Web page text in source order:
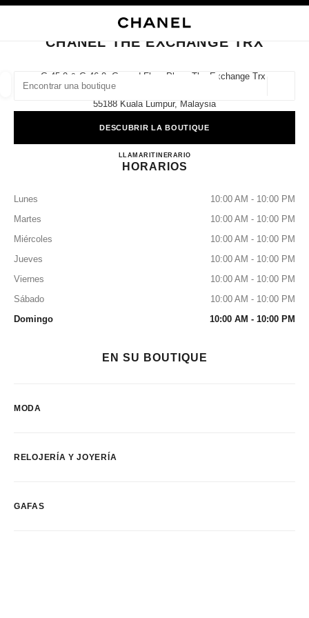
las sugerencias se muestran debajo de esta barra de búsqueda
0 Sugerencias disponibles
CERRAR TARJETA DE BOUTIQUE CHANEL THE EXCHANGE TRX
CHANEL THE EXCHANGE TRX
G.45.0 & G.46.0, Ground Floor Plaza The Exchange Trx,
Tun Razak Exchange,
55188 Kuala Lumpur, Malaysia
DESCUBRIR LA BOUTIQUE
LLAMAR1-800-813-997
ITINERARIOCHANEL THE EXCHANGE
HORARIOS
Lunes
10:00 AM - 10:00 PM
Martes
10:00 AM - 10:00 PM
Miércoles
10:00 AM - 10:00 PM
Jueves
10:00 AM - 10:00 PM
Viernes
10:00 AM - 10:00 PM
Sábado
10:00 AM - 10:00 PM
Domingo
10:00 AM - 10:00 PM
EN SU BOUTIQUE
MODA
RELOJERÍA Y JOYERÍA
GAFAS
resultado de los filtros por:
MODA GAFAS RELOJERÍA Y JOYERÍA